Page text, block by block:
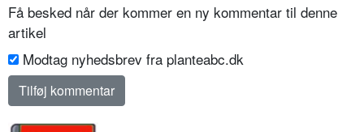
Få besked når der kommer en ny kommentar til denne
artikel
Modtag nyhedsbrev fra planteabc.dk